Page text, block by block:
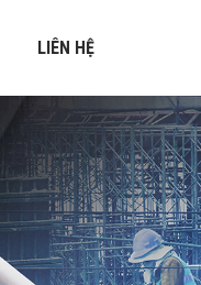
LIÊN HỆ